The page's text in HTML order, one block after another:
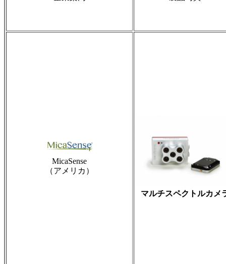
MicaSense
（アメリカ）
マルチスペクトルカメ